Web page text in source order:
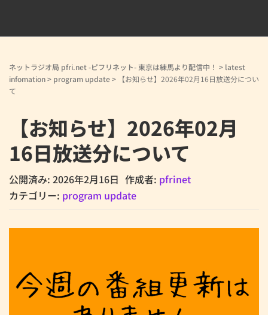
ネットラジオ局 pfri.net -ピフリネット- 東京は練馬より配信中！ > latest
infomation> program update>
【お知らせ】2026年02月16日放送分につい
て
【お知らせ】2026年02月
16日放送分について
公開済み: 2026年2月16日 作成者: pfrinet
カテゴリー: program update